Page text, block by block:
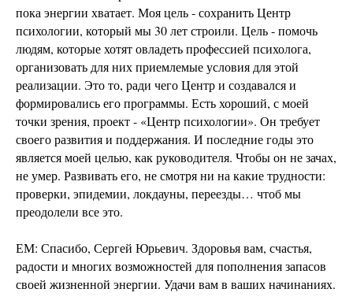
пока энергии хватает. Моя цель - сохранить Центр
психологии, который мы 30 лет строили. Цель - помочь
людям, которые хотят овладеть профессией психолога,
организовать для них приемлемые условия для этой
реализации. Это то, ради чего Центр и создавался и
формировались его программы. Есть хороший, с моей
точки зрения, проект - «Центр психологии». Он требует
своего развития и поддержания. И последние годы это
является моей целью, как руководителя. Чтобы он не зачах,
не умер. Развивать его, не смотря ни на какие трудности:
проверки, эпидемии, локдауны, переезды… чтоб мы
преодолели все это.
ЕМ: Спасибо, Сергей Юрьевич. Здоровья вам, счастья,
радости и многих возможностей для пополнения запасов
своей жизненной энергии. Удачи вам в ваших начинаниях.